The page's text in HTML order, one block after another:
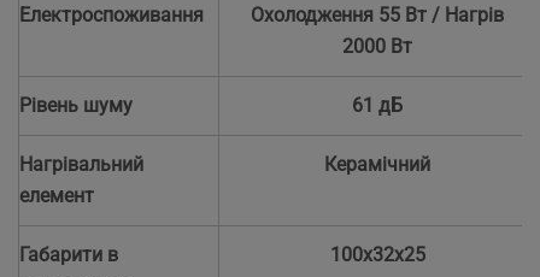
Електроспоживання
Охолодження 55 Вт / Нагрів
2000 Вт
Рівень шуму 61 дБ
Нагрівальний
елемент
Керамічний
Габарити в
100x32x25